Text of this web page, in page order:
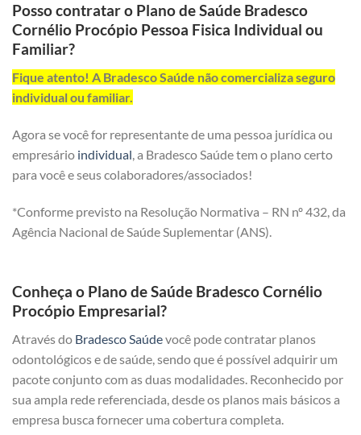
Posso contratar o Plano de Saúde Bradesco
Cornélio Procópio Pessoa Fisica Individual ou
Familiar?
Fique atento! A Bradesco Saúde não comercializa seguro
individual ou familiar.
Agora se você for representante de uma pessoa jurídica ou
empresário individual , a Bradesco Saúde tem o plano certo
para você e seus colaboradores/associados!
*Conforme previsto na Resolução Normativa – RN nº 432, da
Agência Nacional de Saúde Suplementar (ANS).
Conheça o Plano de Saúde Bradesco Cornélio
Procópio Empresarial?
Através do Bradesco Saúdevocê pode contratar planos
odontológicos e de saúde, sendo que é possível adquirir um
pacote conjunto com as duas modalidades. Reconhecido por
sua ampla rede referenciada, desde os planos mais básicos a
empresa busca fornecer uma cobertura completa.